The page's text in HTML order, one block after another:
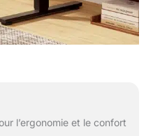
l’ergonomie et le confort